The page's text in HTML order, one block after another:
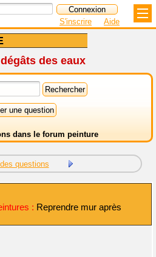
S'inscrire Aide
des eaux
dans le forum peinture
questions
: Reprendre mur après